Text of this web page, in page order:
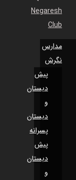
Negaresh
Club
مدارس
نگرش
پیش
دبستان
و
دبستان
پسرانه
پیش
دبستان
و